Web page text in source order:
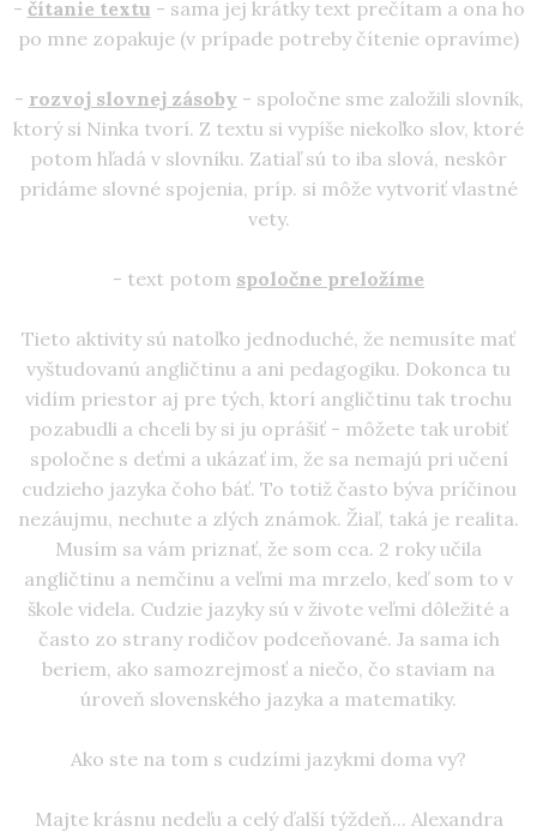
- čítanie textu - sama jej krátky text prečítam a ona ho
po mne zopakuje (v prípade potreby čítenie opravíme)
- rozvoj slovnej zásoby - spoločne sme založili slovník,
ktorý si Ninka tvorí. Z textu si vypíše niekoľko slov, ktoré
potom hľadá v slovníku. Zatiaľ sú to iba slová, neskôr
pridáme slovné spojenia, príp. si môže vytvoriť vlastné
vety.
- text potom spoločne preložíme
Tieto aktivity sú natoľko jednoduché, že nemusíte mať
vyštudovanú angličtinu a ani pedagogiku. Dokonca tu
vidím priestor aj pre tých, ktorí angličtinu tak trochu
pozabudli a chceli by si ju oprášiť - môžete tak urobiť
spoločne s deťmi a ukázať im, že sa nemajú pri učení
cudzieho jazyka čoho báť. To totiž často býva príčinou
nezáujmu, nechute a zlých známok. Žiaľ, taká je realita.
Musím sa vám priznať, že som cca. 2 roky učila
angličtinu a nemčinu a veľmi ma mrzelo, keď som to v
škole videla. Cudzie jazyky sú v živote veľmi dôležité a
často zo strany rodičov podceňované. Ja sama ich
beriem, ako samozrejmosť a niečo, čo staviam na
úroveň slovenského jazyka a matematiky.
Ako ste na tom s cudzími jazykmi doma vy?
Majte krásnu nedeľu a celý ďalší týždeň... Alexandra